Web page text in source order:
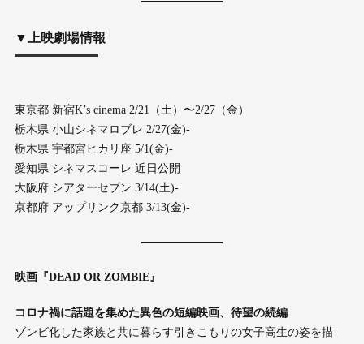
▼上映劇場情報
東京都 新宿K’s cinema 2/21（土）〜2/27（金）
栃木県 小山シネマロブレ 2/27(金)-
栃木県 宇都宮ヒカリ座 5/1(金)-
愛知県 シネマスコーレ 近日公開
大阪府 シアターセブン 3/14(土)-
京都府 アップリンク京都 3/13(金)-
映画『DEAD OR ZOMBIE』
コロナ禍に話題を集めた異⾊の短編映画、待望の続編
ゾンビ化した家族と共に暮らす引きこもりの⼥⼦⾼⽣の姿を描